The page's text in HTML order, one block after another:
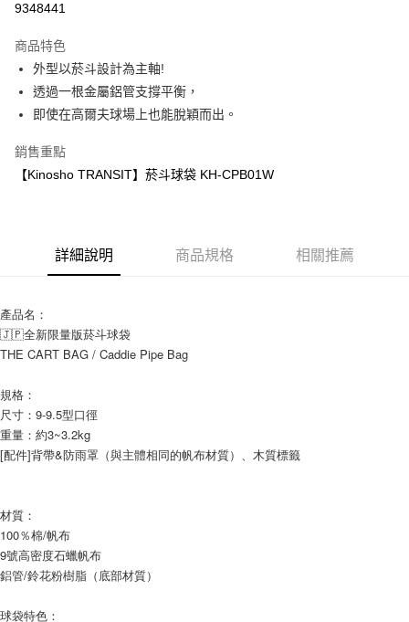
運送方式
宅配
每筆NT$60
9348441
商品特色
外型以菸斗設計為主軸!
透過一根金屬鋁管支撐平衡，
即使在高爾夫球場上也能脫穎而出。
銷售重點
【Kinosho TRANSIT】菸斗球袋 KH-CPB01W
詳細說明 商品規格 相關推薦
產品名：
🇯🇵全新限量版菸斗球袋
THE CART BAG / Caddie Pipe Bag
規格：
尺寸：9-9.5型口徑
重量：約3~3.2kg
[配件]背帶&防雨罩（與主體相同的帆布材質）、木質標籤
材質：
100％棉/帆布
9號高密度石蠟帆布
鋁管/鈴花粉樹脂（底部材質）
球袋特色：